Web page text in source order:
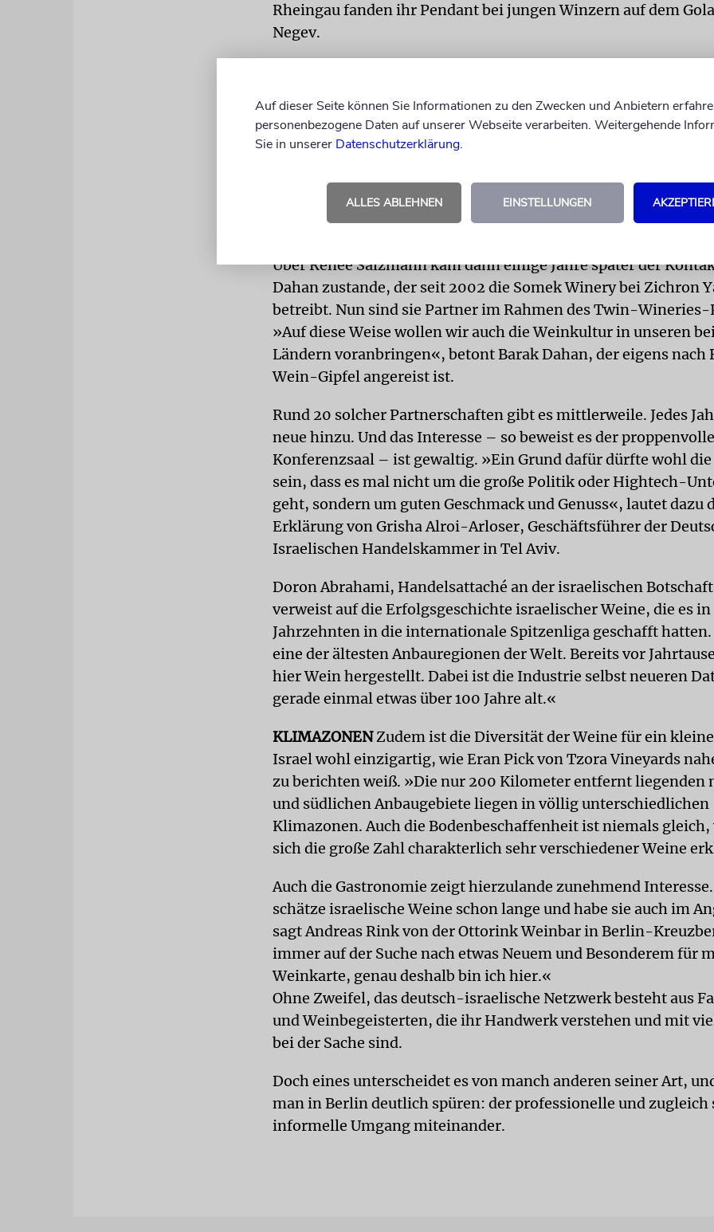
Rheingau fanden ihr Pendant bei jungen Winzern auf dem
Negev.
Land sofort begeistert«, erinnert sich Inge Eymann vom
Weingut in der Pfalz. Der Grund: »Zwei Jahre zuvor hatten wir
Freundin von mir arbeitete bei dem Unternehmen und brachte
Idee, doch mal hinzufahren und auch die Weingüter vor Ort zu
Genau das haben wir gemacht.«
Über Renée Salzmann kam dann einige Jahre später der
Dahan zustande, der seit 2002 die Somek Winery bei Zichron
betreibt. Nun sind sie Partner im Rahmen des Twin-
»Auf diese Weise wollen wir auch die Weinkultur in unseren
Ländern voranbringen«, betont Barak Dahan, der eigens nach
Wein-Gipfel angereist ist.
Rund 20 solcher Partnerschaften gibt es mittlerweile. Jedes
neue hinzu. Und das Interesse – so beweist es der proppenvolle
Konferenzsaal – ist gewaltig. »Ein Grund dafür dürfte wohl die
sein, dass es mal nicht um die große Politik oder Hightech-
geht, sondern um guten Geschmack und Genuss«, lautet dazu
Erklärung von Grisha Alroi-Arloser, Geschäftsführer der
Israelischen Handelskammer in Tel Aviv.
Doron Abrahami, Handelsattaché an der israelischen
verweist auf die Erfolgsgeschichte israelischer Weine, die es
Jahrzehnten in die internationale Spitzenliga geschafft
eine der ältesten Anbauregionen der Welt. Bereits vor
hier Wein hergestellt. Dabei ist die Industrie selbst neueren
gerade einmal etwas über 100 Jahre alt.«
KLIMAZONENZudem ist die Diversität der Weine für ein
Israel wohl einzigartig, wie Eran Pick von Tzora Vineyards
zu berichten weiß. »Die nur 200 Kilometer entfernt liegenden
und südlichen Anbaugebiete liegen in völlig unterschiedlichen
Klimazonen. Auch die Bodenbeschaffenheit ist niemals
sich die große Zahl charakterlich sehr verschiedener Weine
Auch die Gastronomie zeigt hierzulande zunehmend
schätze israelische Weine schon lange und habe sie auch im
sagt Andreas Rink von der Ottorink Weinbar in Berlin-
immer auf der Suche nach etwas Neuem und Besonderem für
Weinkarte, genau deshalb bin ich hier.«
Ohne Zweifel, das deutsch-israelische Netzwerk besteht aus
und Weinbegeisterten, die ihr Handwerk verstehen und mit
bei der Sache sind.
Doch eines unterscheidet es von manch anderen seiner Art,
man in Berlin deutlich spüren: der professionelle und zugleich
informelle Umgang miteinander.
Auf dieser Seite können Sie Informationen zu den Zwecken und Anbietern
personenbezogene Daten auf unserer Webseite verarbeiten. Weitergehende
Sie in unserer Datenschutzerklärung.
ALLES ABLEHNEN EINSTELLUNGEN